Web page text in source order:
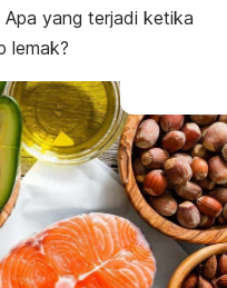
Apa yang terjadi ketika
lemak?